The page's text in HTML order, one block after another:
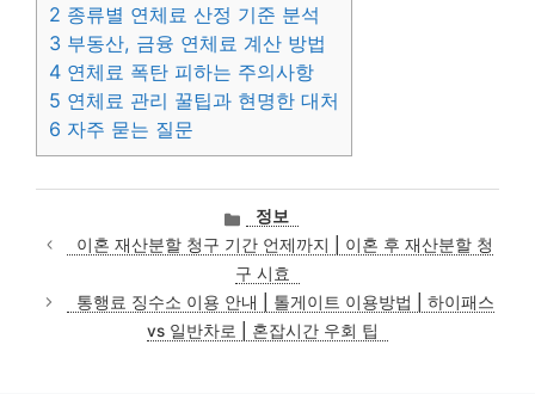
2 종류별 연체료 산정 기준 분석
3 부동산, 금융 연체료 계산 방법
4 연체료 폭탄 피하는 주의사항
5 연체료 관리 꿀팁과 현명한 대처
6 자주 묻는 질문
카
테
고
리
정보
이혼 재산분할 청구 기간 언제까지 | 이혼 후 재산분할 청
구 시효
통행료 징수소 이용 안내 | 톨게이트 이용방법 | 하이패스
vs 일반차로 | 혼잡시간 우회 팁